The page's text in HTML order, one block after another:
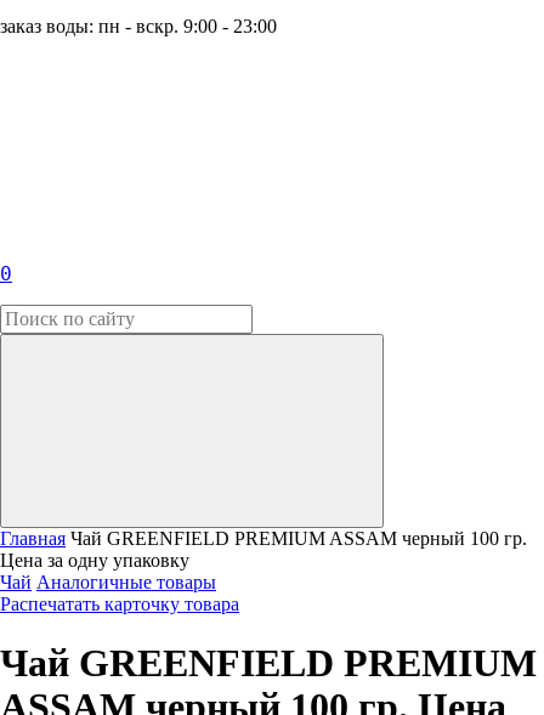
заказ воды: пн - вскр. 9:00 - 23:00
0
Главная Чай GREENFIELD PREMIUM ASSAM черный 100 гр.
Цена за одну упаковку
Чай Аналогичные товары
Распечатать карточку товара
Чай GREENFIELD PREMIUM